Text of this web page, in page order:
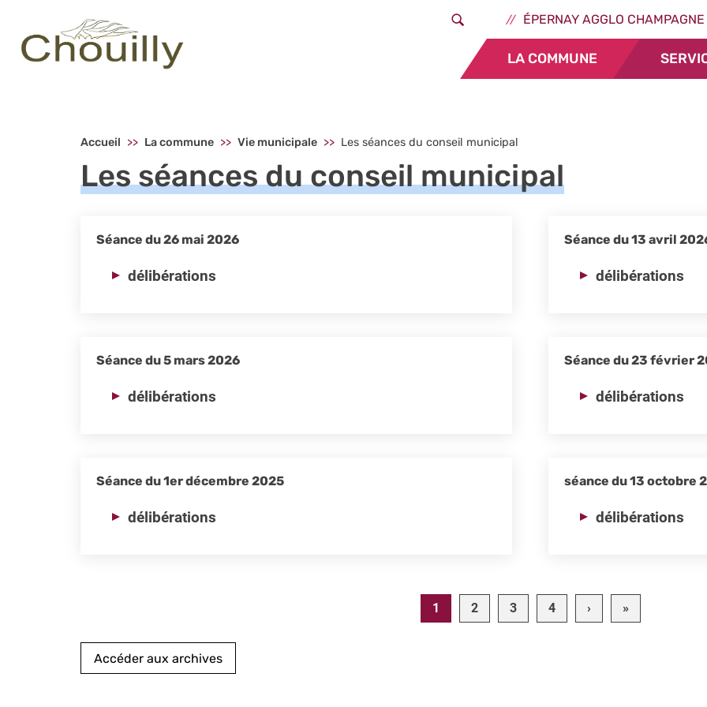
Header - Liens
ÉPERNAY AGGLO CHAMPAGNE
Menu principal - Chouilly LA COMMUNE
Accueil La commune Vie municipale Les séances du conseil municipal
Les séances du conseil municipal
Séance du 26 mai 2026
délibérations
Séance du 13 avril
délibérations
Séance du 5 mars 2026
délibérations
Séance du 23 février
délibérations
Séance du 1er décembre 2025
délibérations
séance du 13 octobre
délibérations
1 2 3 4 ›Page suivante
»Dernière page
Accéder aux archives